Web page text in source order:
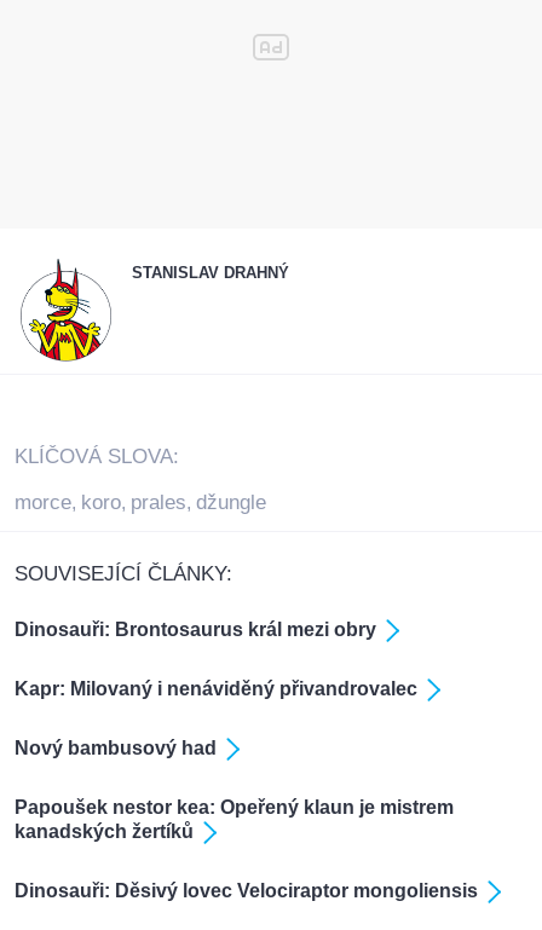
STANISLAV DRAHNÝ
KLÍČOVÁ SLOVA:
morce, koro, prales, džungle
SOUVISEJÍCÍ ČLÁNKY:
Dinosauři: Brontosaurus král mezi obry
Kapr: Milovaný i nenáviděný přivandrovalec
Nový bambusový had
Papoušek nestor kea: Opeřený klaun je mistrem
kanadských žertíků
Dinosauři: Děsivý lovec Velociraptor mongoliensis